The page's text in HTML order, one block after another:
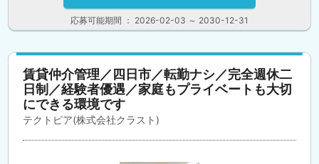
応募可能期間 ： 2026-02-03 ～ 2030-12-31
賃貸仲介管理／四日市／転勤ナシ／完全週休二
日制／経験者優遇／家庭もプライベートも大切
にできる環境です
テクトピア(株式会社クラスト)